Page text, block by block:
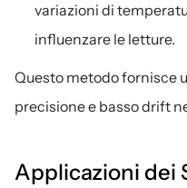
variazioni di
influenzare le letture.
Questo metodo fornisce
precisione e basso drift
Applicazioni dei